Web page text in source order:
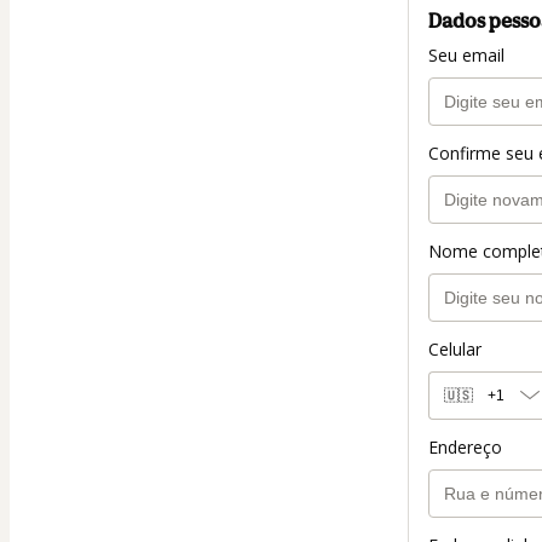
Dados
Seu email
Confirme seu
Nome
Celular
🇺🇸 +1
Endereço